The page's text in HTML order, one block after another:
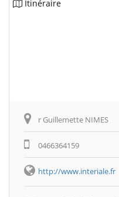
Itinéraire
r Guillemette NIMES
0466364159
http://www.interiale.fr